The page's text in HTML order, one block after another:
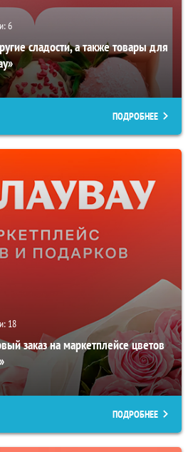
6
сладости, а также товары для
ПОДРОБНЕЕ
18
заказ на маркетплейсе цветов
ПОДРОБНЕЕ